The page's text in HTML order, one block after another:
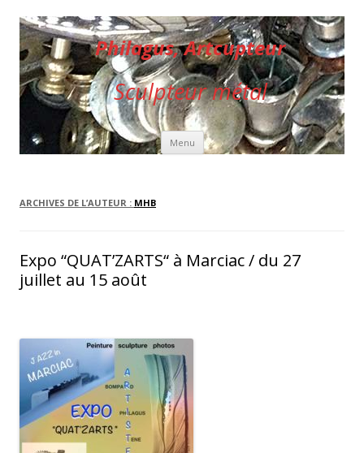
Philagus, Artcupteur
Sculpteur métal
Menu Aller au contenu principal
ARCHIVES DE L’AUTEUR : MHB
Expo “QUAT’ZARTS“ à Marciac / du 27
juillet au 15 août